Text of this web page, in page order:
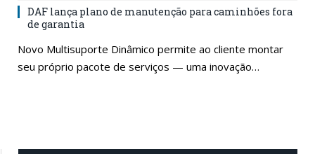
DAF lança plano de manutenção para caminhões fora
de garantia
Novo Multisuporte Dinâmico permite ao cliente montar
seu próprio pacote de serviços — uma inovação…